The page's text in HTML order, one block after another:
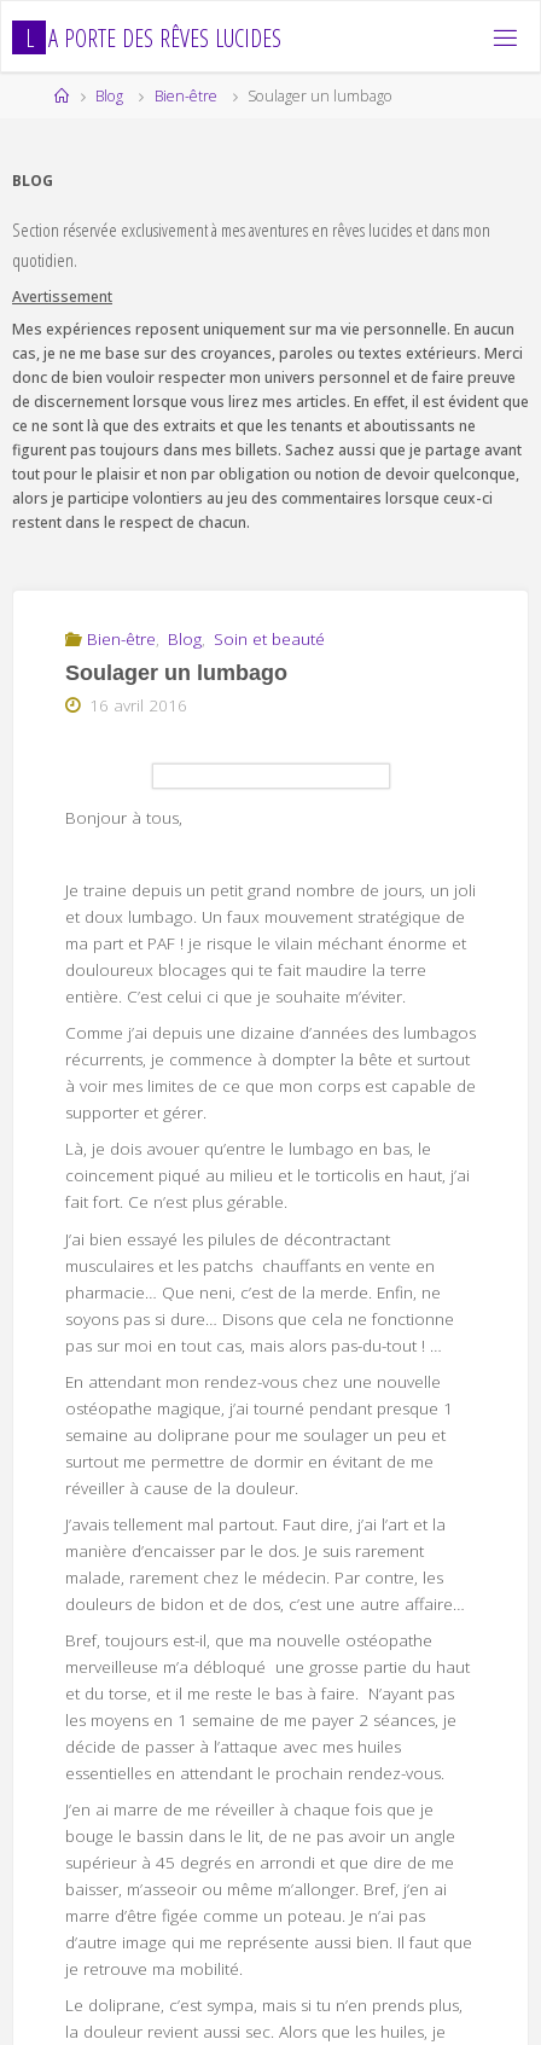
L A PORTE DES RÊVES LUCIDES
HomeBlog Bien-être Soulager un lumbago
BLOG
Section réservée exclusivement à mes aventures en rêves lucides et dans mon
quotidien.
Avertissement
Mes expériences reposent uniquement sur ma vie personnelle. En aucun
cas, je ne me base sur des croyances, paroles ou textes extérieurs. Merci
donc de bien vouloir respecter mon univers personnel et de faire preuve
de discernement lorsque vous lirez mes articles. En effet, il est évident que
ce ne sont là que des extraits et que les tenants et aboutissants ne
figurent pas toujours dans mes billets. Sachez aussi que je partage avant
tout pour le plaisir et non par obligation ou notion de devoir quelconque,
alors je participe volontiers au jeu des commentaires lorsque ceux-ci
restent dans le respect de chacun.
Bien-être, Blog, Soin et beauté
Soulager un lumbago
16 avril 2016
Bonjour à tous,
Je traine depuis un petit grand nombre de jours, un joli
et doux lumbago. Un faux mouvement stratégique de
ma part et PAF ! je risque le vilain méchant énorme et
douloureux blocages qui te fait maudire la terre
entière. C’est celui ci que je souhaite m’éviter.
Comme j’ai depuis une dizaine d’années des lumbagos
récurrents, je commence à dompter la bête et surtout
à voir mes limites de ce que mon corps est capable de
supporter et gérer.
Là, je dois avouer qu’entre le lumbago en bas, le
coincement piqué au milieu et le torticolis en haut, j’ai
fait fort. Ce n’est plus gérable.
J’ai bien essayé les pilules de décontractant
musculaires et les patchs chauffants en vente en
pharmacie… Que neni, c’est de la merde. Enfin, ne
soyons pas si dure… Disons que cela ne fonctionne
pas sur moi en tout cas, mais alors pas-du-tout ! …
En attendant mon rendez-vous chez une nouvelle
ostéopathe magique, j’ai tourné pendant presque 1
semaine au doliprane pour me soulager un peu et
surtout me permettre de dormir en évitant de me
réveiller à cause de la douleur.
J’avais tellement mal partout. Faut dire, j’ai l’art et la
manière d’encaisser par le dos. Je suis rarement
malade, rarement chez le médecin. Par contre, les
douleurs de bidon et de dos, c’est une autre affaire…
Bref, toujours est-il, que ma nouvelle ostéopathe
merveilleuse m’a débloqué une grosse partie du haut
et du torse, et il me reste le bas à faire. N’ayant pas
les moyens en 1 semaine de me payer 2 séances, je
décide de passer à l’attaque avec mes huiles
essentielles en attendant le prochain rendez-vous.
J’en ai marre de me réveiller à chaque fois que je
bouge le bassin dans le lit, de ne pas avoir un angle
supérieur à 45 degrés en arrondi et que dire de me
baisser, m’asseoir ou même m’allonger. Bref, j’en ai
marre d’être figée comme un poteau. Je n’ai pas
d’autre image qui me représente aussi bien. Il faut que
je retrouve ma mobilité.
Le doliprane, c’est sympa, mais si tu n’en prends plus,
la douleur revient aussi sec. Alors que les huiles, je